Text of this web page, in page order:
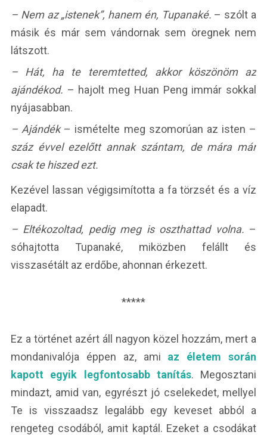
– Nem az „istenek”, hanem én, Tupanaké. – szólt a
másik és már sem vándornak sem öregnek nem
látszott.
– Hát, ha te teremtetted, akkor köszönöm az
ajándékod. – hajolt meg Huan Peng immár sokkal
nyájasabban.
– Ajándék– ismételte meg szomorúan az isten –
száz évvel ezelőtt annak szántam, de mára már
csak te hiszed ezt.
Kezével lassan végigsimította a fa törzsét és a víz
elapadt.
– Eltékozoltad, pedig meg is oszthattad volna. –
sóhajtotta Tupanaké, miközben felállt és
visszasétált az erdőbe, ahonnan érkezett.
*****
Ez a történet azért áll nagyon közel hozzám, mert a
mondanivalója éppen az, ami az életem során
kapott egyik legfontosabb tanítás. Megosztani
mindazt, amid van, egyrészt jó cselekedet, mellyel
Te is visszaadsz legalább egy keveset abból a
rengeteg csodából, amit kaptál. Ezeket a csodákat